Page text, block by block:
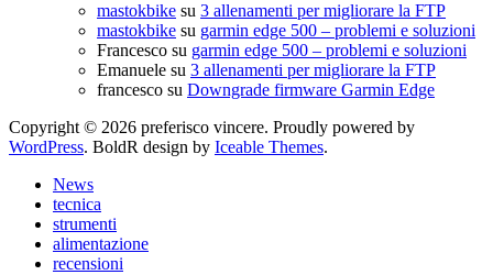
mastokbike su 3 allenamenti per migliorare la FTP
mastokbike su garmin edge 500 – problemi e soluzioni
Francesco su garmin edge 500 – problemi e soluzioni
Emanuele su 3 allenamenti per migliorare la FTP
francesco su Downgrade firmware Garmin Edge
Copyright © 2026 preferisco vincere. Proudly powered by
WordPress. BoldR design by Iceable Themes.
News
tecnica
strumenti
alimentazione
recensioni